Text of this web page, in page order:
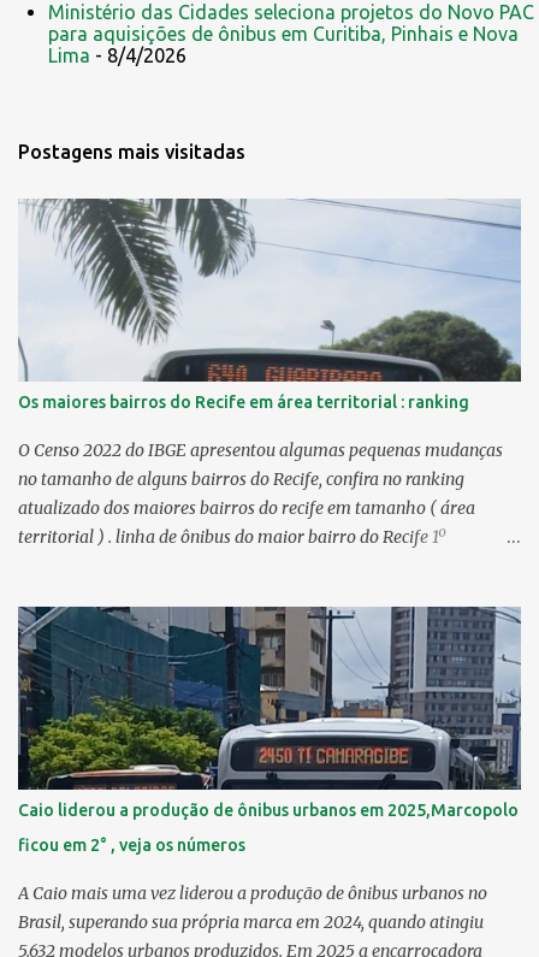
Ministério das Cidades seleciona projetos do Novo PAC
para aquisições de ônibus em Curitiba, Pinhais e Nova
Lima - 8/4/2026
Postagens mais visitadas
Os maiores bairros do Recife em área territorial : ranking
O Censo 2022 do IBGE apresentou algumas pequenas mudanças
no tamanho de alguns bairros do Recife, confira no ranking
atualizado dos maiores bairros do recife em tamanho ( área
territorial ) . linha de ônibus do maior bairro do Recife 1º
Curado 7,98 km² 5º Boa Viagem 7,76 km² > no Censo 2010 : 7,53
km² 6º Imbiribeira 6,65 km² > no Censo 2010 : 6,66 km² 7º Pina
6,29 km² 8º Dois Irmãos 5,85 km² 9º Barro 4,54 km² 10º Iputinga
4,33 km² > no Censo 2010 : 4,34 km² 11º Cohab 4,33 km² > no
Censo 2010: 4,26 km² 12º Passarinho 4,06 km² 13º Santo Amaro
3,80 km² 14º Afogados 3,69 km² 15º Cordeiro 3,40 km² 16º São José
3,26 km² 17º Dois Unidos 3,12 km² 18...
Caio liderou a produção de ônibus urbanos em 2025,Marcopolo
ficou em 2° , veja os números
A Caio mais uma vez liderou a produção de ônibus urbanos no
Brasil, superando sua própria marca em 2024, quando atingiu
5.632 modelos urbanos produzidos. Em 2025 a encarroçadora